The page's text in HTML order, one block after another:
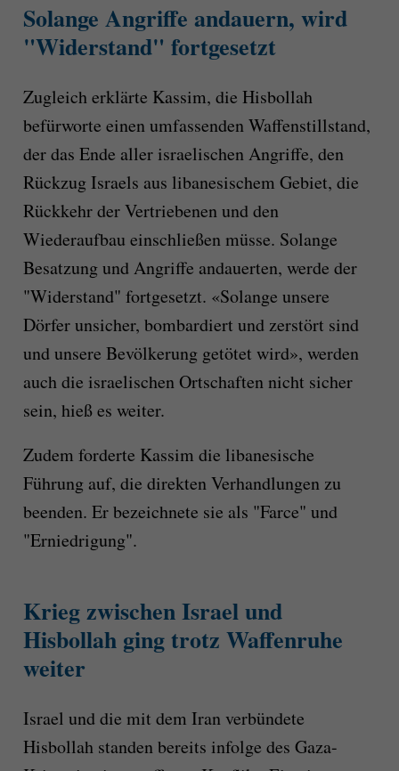
Solange Angriffe andauern, wird
"Widerstand" fortgesetzt
Zugleich erklärte Kassim, die Hisbollah
befürworte einen umfassenden Waffenstillstand,
der das Ende aller israelischen Angriffe, den
Rückzug Israels aus libanesischem Gebiet, die
Rückkehr der Vertriebenen und den
Wiederaufbau einschließen müsse. Solange
Besatzung und Angriffe andauerten, werde der
"Widerstand" fortgesetzt. «Solange unsere
Dörfer unsicher, bombardiert und zerstört sind
und unsere Bevölkerung getötet wird», werden
auch die israelischen Ortschaften nicht sicher
sein, hieß es weiter.
Zudem forderte Kassim die libanesische
Führung auf, die direkten Verhandlungen zu
beenden. Er bezeichnete sie als "Farce" und
"Erniedrigung".
Krieg zwischen Israel und
Hisbollah ging trotz Waffenruhe
weiter
Israel und die mit dem Iran verbündete
Hisbollah standen bereits infolge des Gaza-